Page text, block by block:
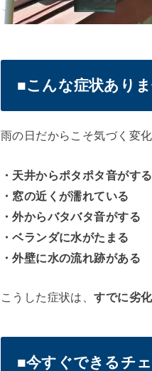
■こんな症状あり
雨の日だからこそ気づく変化
・天井からポタポタ音がする
・窓の近くが濡れている
・外からバタバタ音がする
・ベランダに水がたまる
・外壁に水の流れ跡がある
こうした症状は、すでに劣
■今すぐできるチ